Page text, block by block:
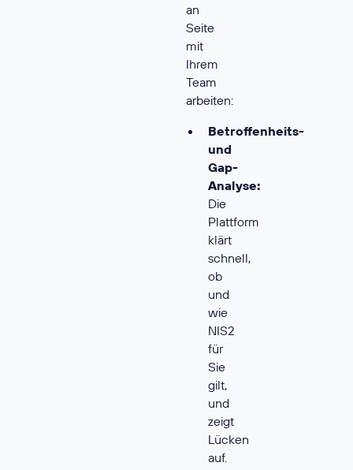
an
Seite
mit
Ihrem
Team
arbeiten:
Betroffenheits-
und
Gap-
Analyse:
Die
Plattform
klärt
schnell,
ob
und
wie
NIS2
für
Sie
gilt,
und
zeigt
Lücken
auf.